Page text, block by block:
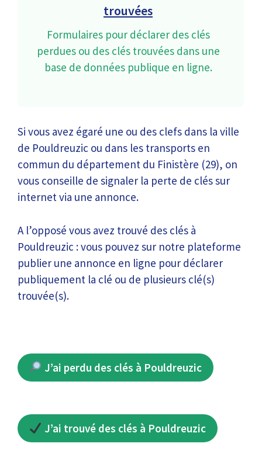
trouvées
Formulaires pour déclarer des clés
perdues ou des clés trouvées dans une
base de données publique en ligne.
Si vous avez égaré une ou des clefs dans la ville
de Pouldreuzic ou dans les transports en
commun du département du Finistère (29), on
vous conseille de signaler la perte de clés sur
internet via une annonce.
A l’opposé vous avez trouvé des clés à
Pouldreuzic : vous pouvez sur notre plateforme
publier une annonce en ligne pour déclarer
publiquement la clé ou de plusieurs clé(s)
trouvée(s).
J’ai perdu des clés à Pouldreuzic
J’ai trouvé des clés à Pouldreuzic